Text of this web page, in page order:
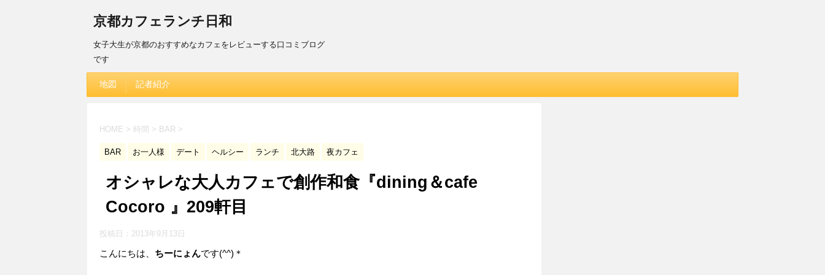
京都カフェランチ日和
女子大生が京都のおすすめなカフェをレビューする口コミブログ
です
地図 記者紹介
HOME > 時間 > BAR >
BAR お一人様 デート ヘルシー ランチ 北大路 夜カフェ
オシャレな大人カフェで創作和食『dining＆cafe
Cocoro 』209軒目
投稿日： 2013年9月13日
こんにちは、 ちーにょんです(^^)＊